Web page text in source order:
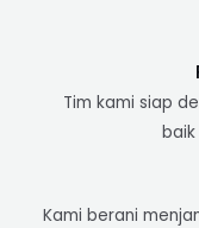
Tim kami siap
Kami berani